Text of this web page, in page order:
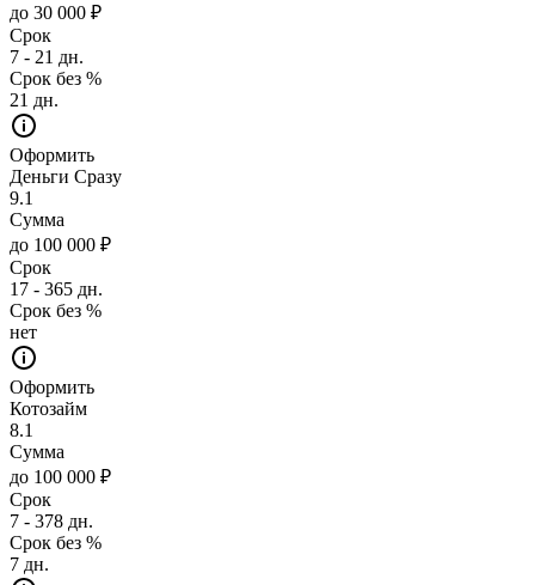
до 30 000 ₽
Срок
7 - 21 дн.
Срок без %
21 дн.
Оформить
Деньги Сразу
9.1
Сумма
до 100 000 ₽
Срок
17 - 365 дн.
Срок без %
нет
Оформить
Котозайм
8.1
Сумма
до 100 000 ₽
Срок
7 - 378 дн.
Срок без %
7 дн.